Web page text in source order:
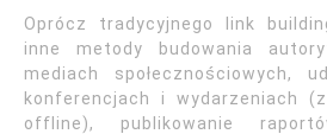
Oprócz tradycyjnego link
inne metody budowania
mediach społecznościowych,
konferencjach i wydarzeniach
offline), publikowanie